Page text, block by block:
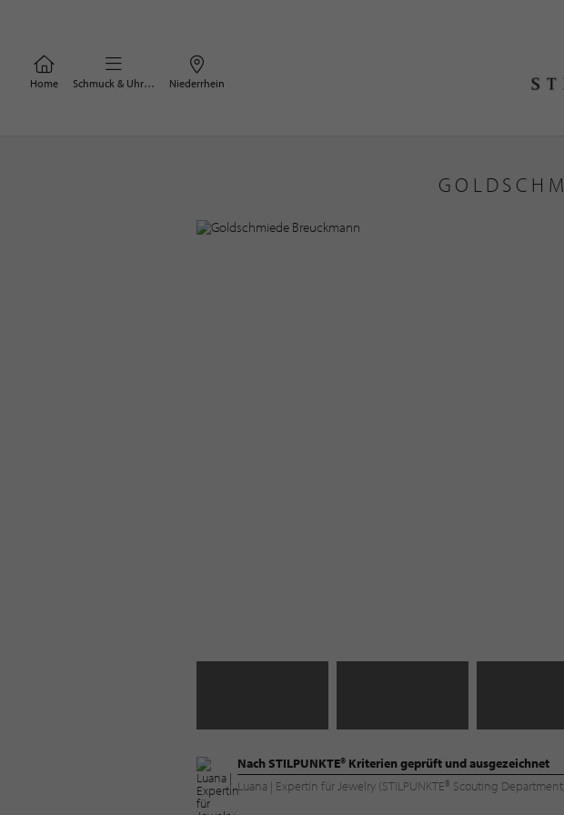
Home Schmuck & Uhren Niederrhein
Nach STILPUNKTE® Kriterien geprüft und ausgezeichnet
Luana | Expertin für Jewelry (STILPUNKTE® Scouting